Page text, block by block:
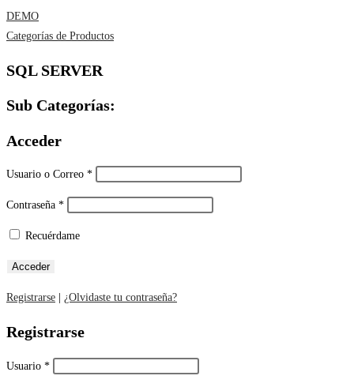
DEMO
Categorías de Productos
SQL SERVER
Sub Categorías:
Acceder
Usuario o Correo *
Contraseña *
Recuérdame
Registrarse ¿Olvidaste tu contraseña?
Registrarse
Usuario *